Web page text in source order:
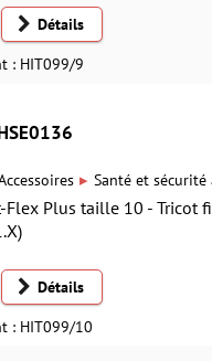
Détails
: HIT099/9
▸ Santé et
Flex Plus taille 10 -
Détails
: HIT099/10